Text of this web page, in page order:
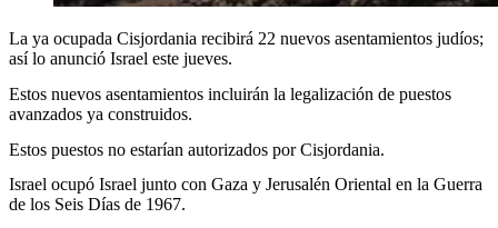
La ya ocupada Cisjordania recibirá 22 nuevos asentamientos judíos;
así lo anunció Israel este jueves.
Estos nuevos asentamientos incluirán la legalización de puestos
avanzados ya construidos.
Estos puestos no estarían autorizados por Cisjordania.
Israel ocupó Israel junto con Gaza y Jerusalén Oriental en la Guerra
de los Seis Días de 1967.